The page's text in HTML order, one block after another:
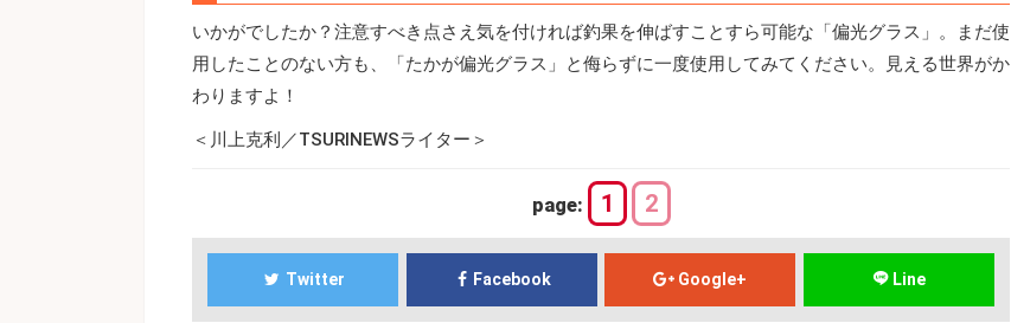
いかがでしたか？注意すべき点さえ気を付ければ釣果を伸ばすことすら可能な「偏光グラス」。まだ使
用したことのない方も、「たかが偏光グラス」と侮らずに一度使用してみてください。見える世界がか
わりますよ！
＜川上克利／TSURINEWSライター＞
page: 1 2
Twitter Facebook Google+ Line